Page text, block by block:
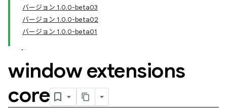
バージョン 1.0.0-beta03
バージョン 1.0.0-beta02
バージョン 1.0.0-beta01
window extensions
core